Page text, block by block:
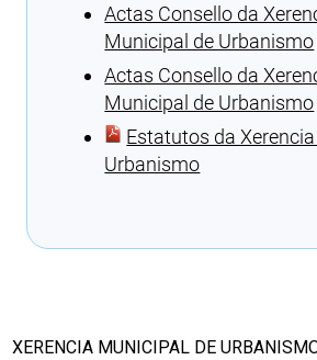
Actas Consello da
Municipal de Urbanismo
Actas Consello da
Municipal de Urbanismo
Estatutos da
Urbanismo
XERENCIA MUNICIPAL DE